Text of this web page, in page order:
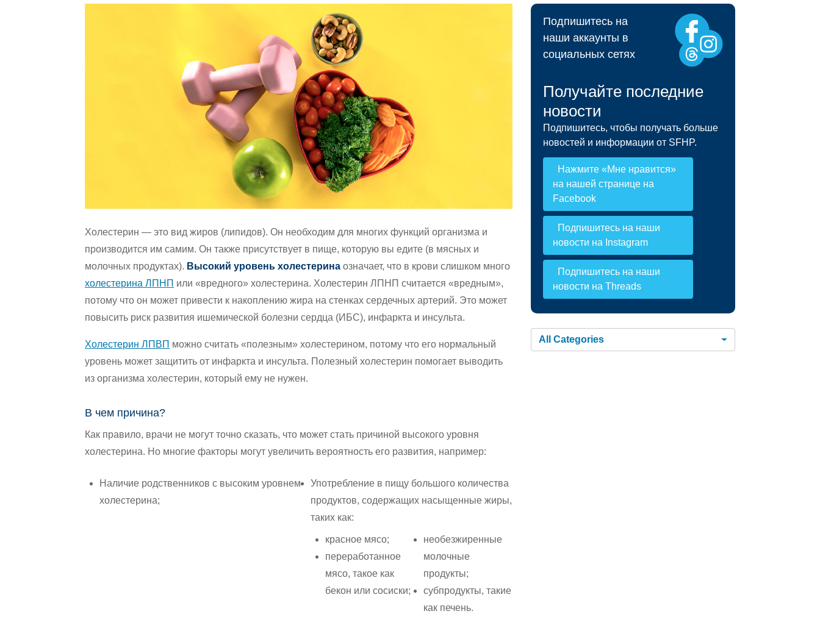
страховку Medi-Cal »
Материалы для участников »
HEALTHY WORKERS HMO
Healthy Workers HMO »
Льготы и покрываемые страховкой услуги
»
Непрерывность медицинского
обслуживания »
Найти поставщика услуг »
Как сохранить страховое покрытие »
Обучающие видеоролики по
Здоровье вашего ребенка »
Пресс-центр »
Холестерин — это вид жиров (липидов). Он необходим для многих функций организма и
производится им самим. Он также присутствует в пище, которую вы едите (в мясных и
молочных продуктах). Высокий уровень холестерина означает, что в крови слишком много
холестерина ЛПНП или «вредного» холестерина. Холестерин ЛПНП считается «вредным»,
потому что он может привести к накоплению жира на стенках сердечных артерий. Это может
повысить риск развития ишемической болезни сердца (ИБС), инфаркта и инсульта.
Холестерин ЛПВП можно считать «полезным» холестерином, потому что его нормальный
уровень может защитить от инфаркта и инсульта. Полезный холестерин помогает выводить
из организма холестерин, который ему не нужен.
В чем причина?
Как правило, врачи не могут точно сказать, что может стать причиной высокого уровня
холестерина. Но многие факторы могут увеличить вероятность его развития, например:
Наличие родственников с высоким уровнем
холестерина;
Употребление в пищу большого количества
продуктов, содержащих насыщенные жиры,
таких как:
красное мясо;
переработанное
мясо, такое как
бекон или сосиски;
необезжиренные
молочные
продукты;
субпродукты, такие
как печень.
Подпишитесь на
наши аккаунты в
социальных сетях
Получайте последние
новости
Подпишитесь, чтобы получать больше
новостей и информации от SFHP.
Нажмите «Мне нравится»
на нашей странице на
Facebook
Подпишитесь на наши
новости на Instagram
Подпишитесь на наши
новости на Threads
All Categories